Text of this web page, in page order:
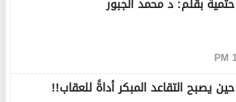
حتمية بقلم: د محمد الجبور
حين يصبح التقاعد المبكر أداةً للعقاب!!